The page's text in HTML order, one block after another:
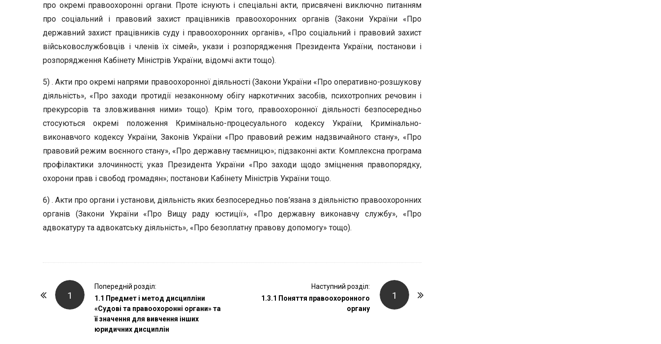
про окремі правоохоронні органи. Проте існують і спеціальні акти, присвячені виключно питанням
про соціальний і правовий захист працівників правоохоронних органів (Закони України «Про
державний захист працівників суду і правоохоронних органів», «Про соціальний і правовий захист
військовослужбовців і членів їх сімей», укази і розпорядження Президента України, постанови і
розпорядження Кабінету Міністрів України, відомчі акти тощо).
5) . Акти про окремі напрями правоохоронної діяльності (Закони України «Про оперативно-розшукову
діяльність», «Про заходи протидії незаконному обігу наркотичних засобів, психотропних речовин і
прекурсорів та зловживання ними» тощо). Крім того, правоохоронної діяльності безпосередньо
стосуються окремі положення Кримінально-процесуального кодексу України, Кримінально-
виконавчого кодексу України, Законів України «Про правовий режим надзвичайного стану», «Про
правовий режим воєнного стану», «Про державну таємницю»; підзаконні акти: Комплексна програма
профілактики злочинності; указ Президента України «Про заходи щодо зміцнення правопорядку,
охорони прав і свобод громадян»; постанови Кабінету Міністрів України тощо.
6) . Акти про органи і установи, діяльність яких безпосередньо пов’язана з діяльністю правоохоронних
органів (Закони України «Про Вищу раду юстиції», «Про державну виконавчу службу», «Про
адвокатуру та адвокатську діяльність», «Про безоплатну правову допомогу» тощо).
1
Попередній розділ:
1.1 Предмет і метод дисципліни
«Судові та правоохоронні органи» та
її значення для вивчення інших
юридичних дисциплін
1
Наступний розділ:
1.3.1 Поняття правоохоронного
органу